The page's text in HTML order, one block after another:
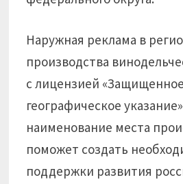
Наружная реклама в
производства
с лицензией «Защищенное
географическое
наименование места
поможет создать
поддержки развития